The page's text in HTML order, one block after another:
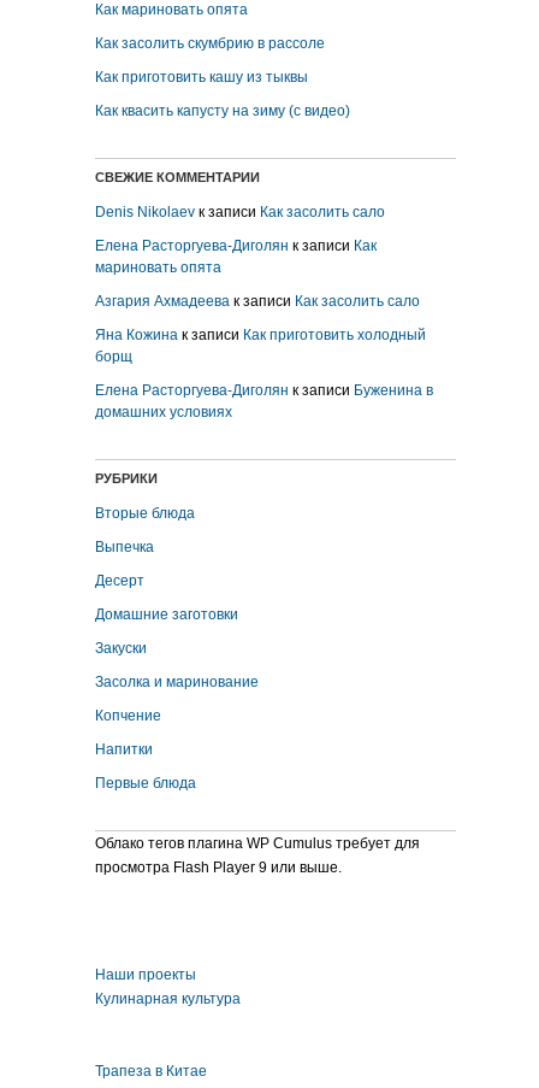
Как мариновать опята
Как засолить скумбрию в рассоле
Как приготовить кашу из тыквы
Как квасить капусту на зиму (с видео)
СВЕЖИЕ КОММЕНТАРИИ
Denis Nikolaev к записи Как засолить сало
Елена Расторгуева-Диголян к записи Как
мариновать опята
Азгария Ахмадеева к записи Как засолить сало
Яна Кожина к записи Как приготовить холодный
борщ
Елена Расторгуева-Диголян к записи Буженина в
домашних условиях
РУБРИКИ
Вторые блюда
Выпечка
Десерт
Домашние заготовки
Закуски
Засолка и маринование
Копчение
Напитки
Первые блюда
Облако тегов плагина WP Cumulus требует для
просмотра Flash Player 9 или выше.
Наши проекты
Кулинарная культура
Трапеза в Китае